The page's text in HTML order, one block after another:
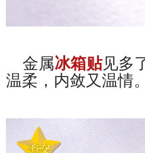
金属冰箱贴见多
温柔，内敛又温情。